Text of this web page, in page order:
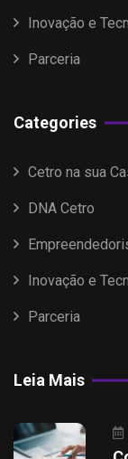
Inovação e
Parceria
Categories
Cetro na sua
DNA Cetro
Inovação e
Parceria
Leia Mais